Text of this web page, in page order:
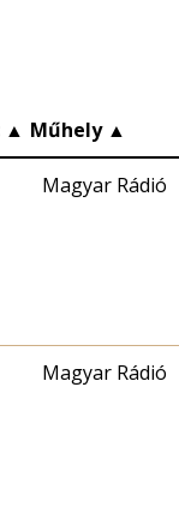
▲ Műhely ▲
Magyar Rádió
Magyar Rádió